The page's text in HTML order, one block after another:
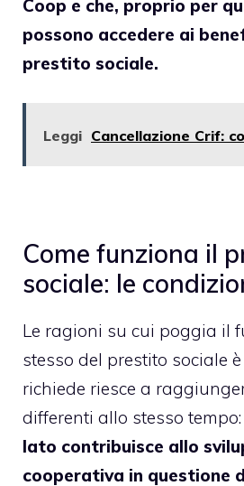
Coop e che, proprio per
possono accedere ai
prestito sociale.
Leggi Cancellazione Crif:
Come funziona il
sociale: le
Le ragioni su cui poggia il
stesso del prestito sociale
richiede riesce a
differenti allo stesso
lato contribuisce allo
cooperativa in questione